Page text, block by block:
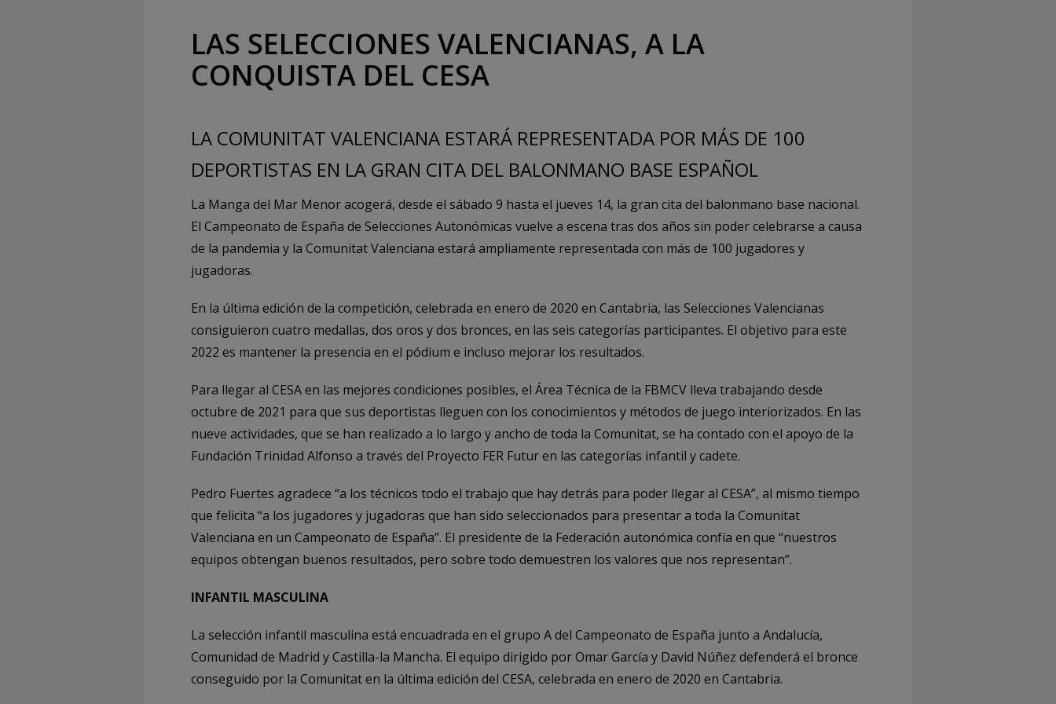
LAS SELECCIONES VALENCIANAS, A LA
CONQUISTA DEL CESA
LA COMUNITAT VALENCIANA ESTARÁ REPRESENTADA POR MÁS DE 100
DEPORTISTAS EN LA GRAN CITA DEL BALONMANO BASE ESPAÑOL
La Manga del Mar Menor acogerá, desde el sábado 9 hasta el jueves 14, la gran cita del balonmano base nacional.
El Campeonato de España de Selecciones Autonómicas vuelve a escena tras dos años sin poder celebrarse a causa
de la pandemia y la Comunitat Valenciana estará ampliamente representada con más de 100 jugadores y
jugadoras.
En la última edición de la competición, celebrada en enero de 2020 en Cantabria, las Selecciones Valencianas
consiguieron cuatro medallas, dos oros y dos bronces, en las seis categorías participantes. El objetivo para este
2022 es mantener la presencia en el pódium e incluso mejorar los resultados.
Para llegar al CESA en las mejores condiciones posibles, el Área Técnica de la FBMCV lleva trabajando desde
octubre de 2021 para que sus deportistas lleguen con los conocimientos y métodos de juego interiorizados. En las
nueve actividades, que se han realizado a lo largo y ancho de toda la Comunitat, se ha contado con el apoyo de la
Fundación Trinidad Alfonso a través del Proyecto FER Futur en las categorías infantil y cadete.
Pedro Fuertes agradece “a los técnicos todo el trabajo que hay detrás para poder llegar al CESA”, al mismo tiempo
que felicita “a los jugadores y jugadoras que han sido seleccionados para presentar a toda la Comunitat
Valenciana en un Campeonato de España”. El presidente de la Federación autonómica confía en que “nuestros
equipos obtengan buenos resultados, pero sobre todo demuestren los valores que nos representan”.
INFANTIL MASCULINA
La selección infantil masculina está encuadrada en el grupo A del Campeonato de España junto a Andalucía,
Comunidad de Madrid y Castilla-la Mancha. El equipo dirigido por Omar García y David Núñez defenderá el bronce
conseguido por la Comunitat en la última edición del CESA, celebrada en enero de 2020 en Cantabria.